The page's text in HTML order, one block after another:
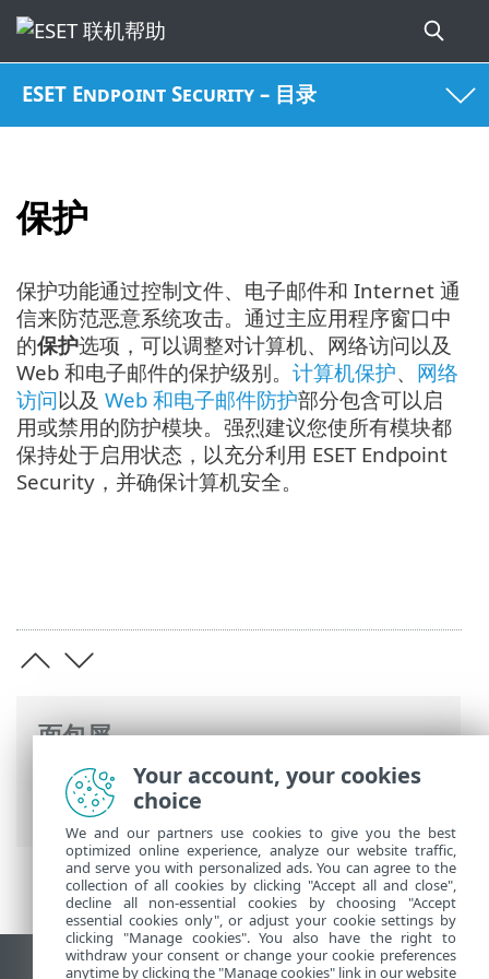
ESET Endpoint Security – 目录
保护
面包屑
ESET 联机帮助>ESET Endpoint Security>
使用 ESET Endpoint Security
保护功能通过控制文件、电子邮件和 Internet 通
信来防范恶意系统攻击。通过主应用程序窗口中
的保护选项，可以调整对计算机、网络访问以及
Web 和电子邮件的保护级别。 计算机保护、 网络
访问以及 Web 和电子邮件防护部分包含可以启
用或禁用的防护模块。强烈建议您使所有模块都
保持处于启用状态，以充分利用 ESET Endpoint
Security，并确保计算机安全。
Your account, your cookies
choice
We and our partners use cookies to give you the best
optimized online experience, analyze our website traffic,
and serve you with personalized ads. You can agree to the
collection of all cookies by clicking "Accept all and close",
decline all non-essential cookies by choosing "Accept
essential cookies only", or adjust your cookie settings by
clicking "Manage cookies". You also have the right to
withdraw your consent or change your cookie preferences
anytime by clicking the "Manage cookies" link in our website